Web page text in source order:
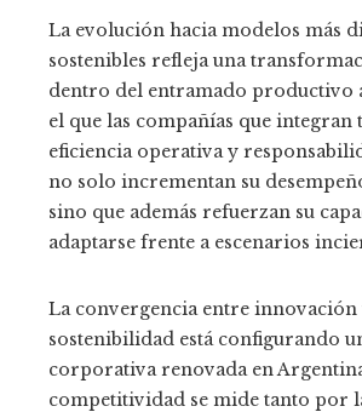
La evolución hacia modelos más
sostenibles refleja una
dentro del entramado productivo
el que las compañías que integran
eficiencia operativa y
no solo incrementan su
sino que además refuerzan su
adaptarse frente a escenarios
La convergencia entre innovación
sostenibilidad está configurando
corporativa renovada en
competitividad se mide tanto por